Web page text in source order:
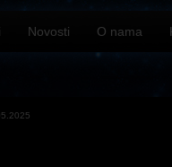
Novosti O nama